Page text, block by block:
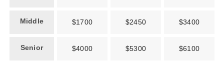
Middle $1700 $2450 $3400
Senior $4000 $5300 $6100